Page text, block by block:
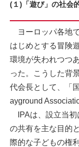
(１)「遊び」の社会
ヨーロッパ各地
はじめとする冒険
環境が失われつつ
った。こうした背
代会長として、「
ayground
IPAは、設立当
の共有を主な目的
際的な子どもの権